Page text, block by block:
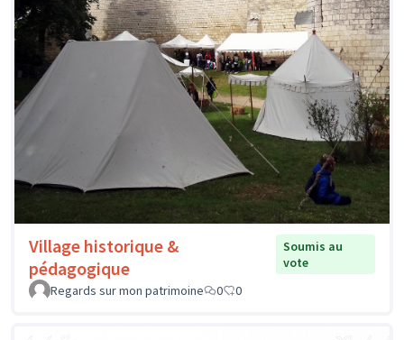
Village historique &
pédagogique
Soumis au
vote
Regards sur mon patrimoine
0 0